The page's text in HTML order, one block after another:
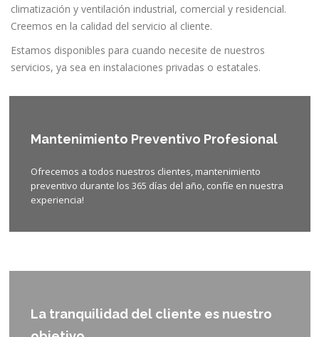
climatización y ventilación industrial, comercial y residencial.
Creemos en la calidad del servicio al cliente.
Estamos disponibles para cuando necesite de nuestros
servicios, ya sea en instalaciones privadas o estatales.
Mantenimiento Preventivo Profesional
Ofrecemos a todos nuestros clientes, mantenimiento
preventivo durante los 365 días del año, confíe en nuestra
experiencia!
La tranquilidad del cliente es nuestro